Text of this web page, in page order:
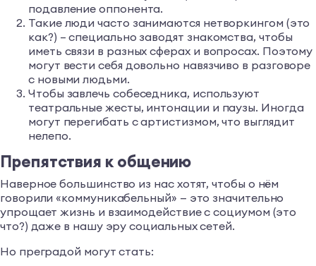
подавление оппонента.
Такие люди часто занимаются нетворкингом (это
как?) – специально заводят знакомства, чтобы
иметь связи в разных сферах и вопросах. Поэтому
могут вести себя довольно навязчиво в разговоре
с новыми людьми.
Чтобы завлечь собеседника, используют
театральные жесты, интонации и паузы. Иногда
могут перегибать с артистизмом, что выглядит
нелепо.
Препятствия к общению
Наверное большинство из нас хотят, чтобы о нём
говорили «коммуникабельный» — это значительно
упрощает жизнь и взаимодействие с социумом (это
что?) даже в нашу эру социальных сетей.
Но преградой могут стать: